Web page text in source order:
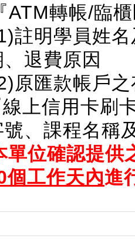
轉帳/臨
明學員姓名
、退費原因
匯款帳戶之
上信用卡刷
號、課程名稱
單位確認提供
個工作天內進